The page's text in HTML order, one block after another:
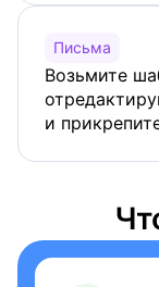
Письма
Возьмите
и